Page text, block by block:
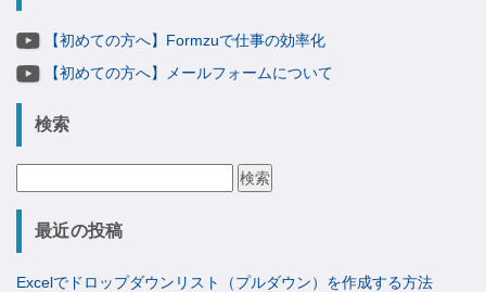
【初めての方へ】Formzuで仕事の効率化
【初めての方へ】メールフォームについて
検索
最近の投稿
Excelでドロップダウンリスト（プルダウン）を作成する方法